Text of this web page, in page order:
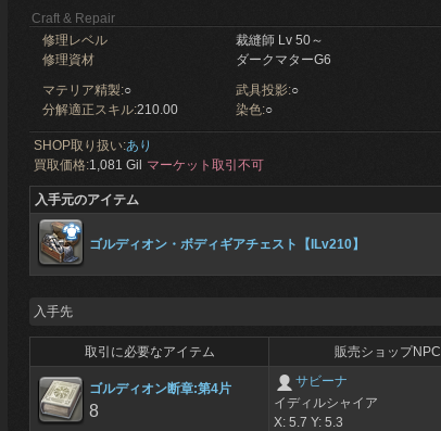
Craft & Repair
修理レベル
裁縫師 Lv 50～
修理資材
ダークマターG6
マテリア精製:○ 武具投影:○
分解適正スキル:210.00 染色:○
SHOP取り扱い:あり
買取価格:1,081 Gil マーケット取引不可
入手元のアイテム
ゴルディオン・ボディギアチェスト【ILv210】
入手先
取引に必要なアイテム 販売ショップNPC
ゴルディオン断章:第4片
8
サビーナ
イディルシャイア
X: 5.7 Y: 5.3